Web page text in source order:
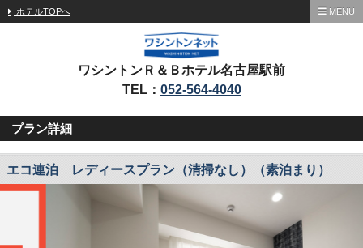
ホテルTOPへ MENU
ワシントンＲ＆Ｂホテル名古屋駅前
TEL： 052-564-4040
プラン詳細
エコ連泊 レディースプラン（清掃なし）（素泊まり）